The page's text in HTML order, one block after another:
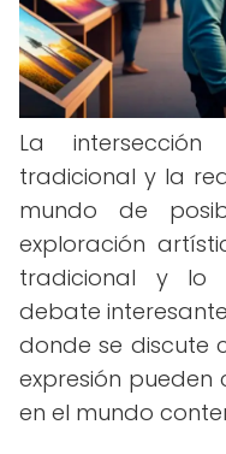
La
tradicional y la
mundo de
exploración
tradicional y lo
debate
donde se discute
expresión pueden
en el mundo